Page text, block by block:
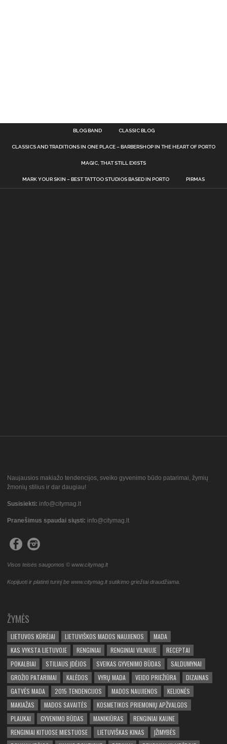
BLOG BAND CLASSIC BLOG
CLASSICS AND TRADITIONS IN ONE PLACE – BARBERSHOP IN THE HEART OF PORTO
MAGIC, THAT STILL EXISTS
MARK YOUR SKIN – BEST TATTOO STUDIOS BASED IN PORTO PIRMAS
Naujausios makiažo tendencijos, sveiko gyvenimo būdo patarimai, žymių
žmonių stilius ir dar daugiau!
Susisiekti: info@citymag.lt
Pranešimus spaudai siųsti: info@citymag.lt
Visos teisės saugomos © www.citymag.lt
Kopijuoti ir platinti turinį be www.citymag.lt sutikimo griežtai draudžiama.
ŽYMĖS
LIETUVOS KŪRĖJAI LIETUVIŠKOS MADOS NAUJIENOS
MADA
KAS VYKSTA LIETUVOJE
RENGINIAI RENGINIAI VILNIUJE
RECEPTAI
POKALBIAI
STILIAUS ĮDĖJOS SVEIKAS GYVENIMO BŪDAS
SALDUMYNAI
GROŽIO PATARIMAI
KALĖDOS VYRŲ MADA VEIDO PRIEŽIŪRA
DIZAINAS
GATVĖS MADA
2015 TENDENCIJOS MADOS NAUJIENOS
KELIONĖS
MAKIAŽAS
MADOS SAVAITĖS
KOSMETIKOS PRIEMONIŲ APŽVALGOS
PLAUKAI
GYVENIMO BŪDAS MANIKIŪRAS
RENGINIAI KAUNE
RENGINIAI KITUOSE MIESTUOSE
LIETUVIŠKAS KINAS
ĮŽIMYBĖS